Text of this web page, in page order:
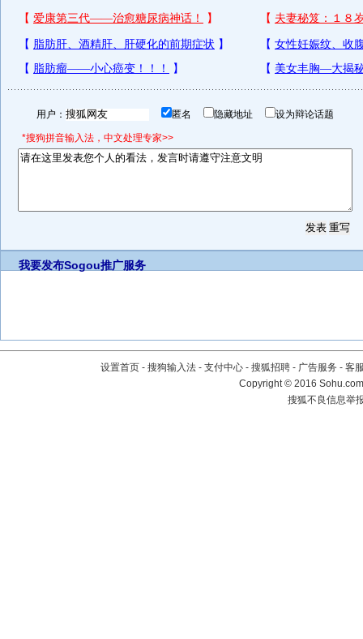
用户： 匿名 隐藏地址 设为辩论话题
*搜狗拼音输入法，中文处理专家>>
我要发布Sogou推广服务
设置首页 - 搜狗输入法 - 支付中心 - 搜狐招聘 - 广告服务 - 客
Copyright©2016
搜狐不良信息举